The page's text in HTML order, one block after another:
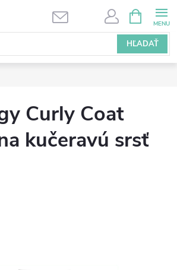
HĽADAŤ
KOŠÍK
Curly Coat
kučeravú srsť